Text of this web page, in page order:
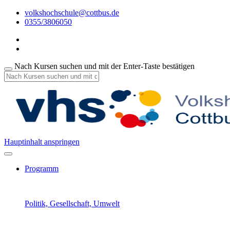
volkshochschule@cottbus.de
0355/3806050
Nach Kursen suchen und mit der Enter-Taste bestätigen
Hauptinhalt anspringen
Programm
Politik, Gesellschaft, Umwelt